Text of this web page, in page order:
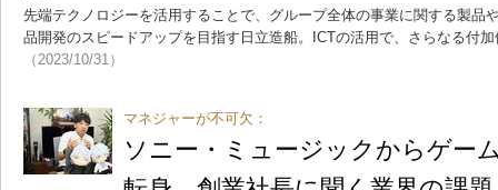
先端テクノロジーを活用することで、グループ全体の事業に関する製品
品開発のスピードアップを目指す日立造船。ICTの活用で、さらなる付
（2023/10/31）
マネジャーが不可欠：
ソニー・ミュージックからゲー